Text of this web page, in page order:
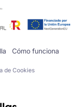
Cómo funciona
de Cookies